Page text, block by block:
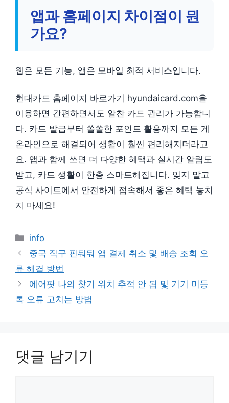
앱과 홈페이지 차이점이 뭔
가요?
웹은 모든 기능, 앱은 모바일 최적 서비스입니다.
현대카드 홈페이지 바로가기 hyundaicard.com을
이용하면 간편하면서도 알찬 카드 관리가 가능합니
다. 카드 발급부터 쏠쏠한 포인트 활용까지 모든 게
온라인으로 해결되어 생활이 훨씬 편리해지더라고
요. 앱과 함께 쓰면 더 다양한 혜택과 실시간 알림도
받고, 카드 생활이 한층 스마트해집니다. 잊지 말고
공식 사이트에서 안전하게 접속해서 좋은 혜택 놓치
지 마세요!
카
테
고
리
info
중국 직구 핀둬둬 앱 결제 취소 및 배송 조회 오
류 해결 방법
에어팟 나의 찾기 위치 추적 안 됨 및 기기 미등
록 오류 고치는 방법
댓글 남기기